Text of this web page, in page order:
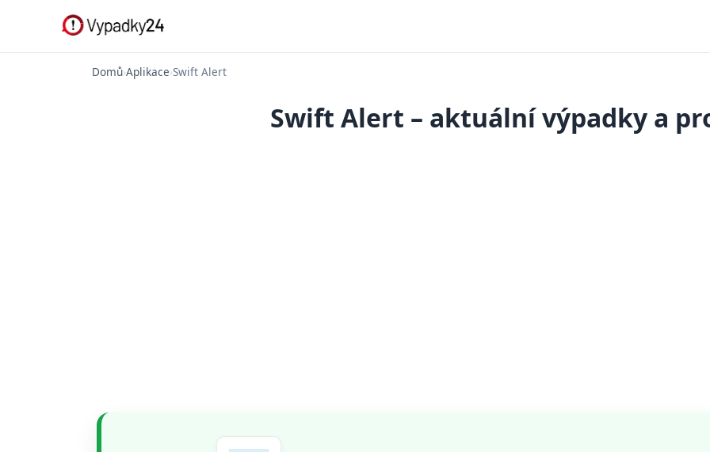
Domů›Aplikace›Swift Alert
Swift Alert – aktuální výpadky a